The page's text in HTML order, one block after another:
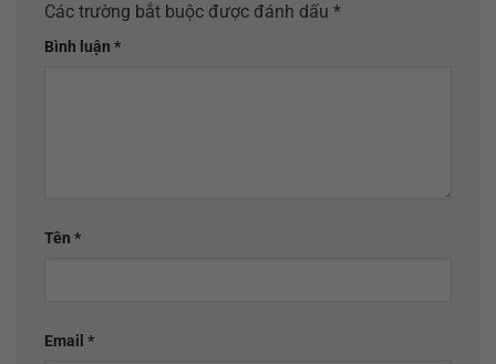
Các trường bắt buộc được đánh dấu *
Bình luận *
Tên *
Email *